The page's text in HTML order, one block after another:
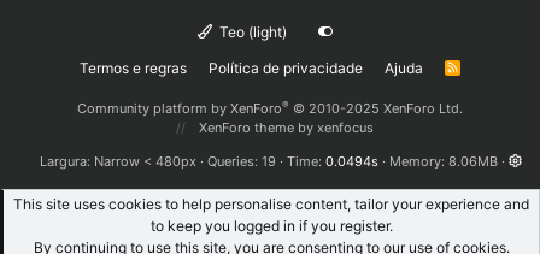
Teo (light)
Termos e regras
Política de privacidade Ajuda
R
Community platform by XenForo® © 2010-2025 XenForo Ltd.
XenForo theme by xenfocus
Largura
Queries 19 Time 0.0494s Memory 8.06MB
This site uses cookies to help personalise content, tailor your experience and
to keep you logged in if you register.
By continuing to use this site, you are consenting to our use of cookies.